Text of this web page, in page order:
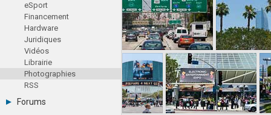
Prestataires (99)
Assoc. / Syndicats (21)
Formations / Ecoles (46)
Presse spécialisée (17)
eSport
Financement
Hardware
Juridiques
Vidéos
Librairie
Photographies
RSS
Forums